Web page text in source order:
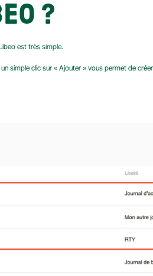
?
est très simple.
simple clic sur « Ajouter » vous permet de